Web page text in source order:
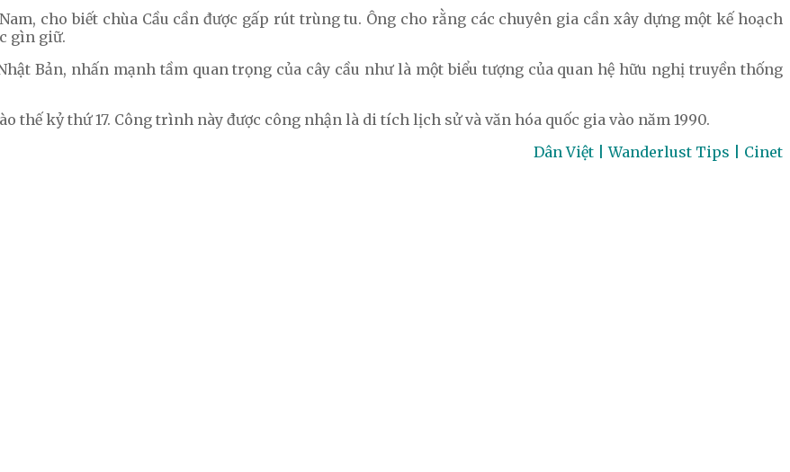
cho biết chùa Cầu cần được gấp rút trùng tu. Ông cho rằng các chuyên gia cần xây dựng một kế hoạch
gìn giữ.
Bản, nhấn mạnh tầm quan trọng của cây cầu như là một biểu tượng của quan hệ hữu nghị truyền thống
thế kỷ thứ 17. Công trình này được công nhận là di tích lịch sử và văn hóa quốc gia vào năm 1990.
Dân Việt | Wanderlust Tips | Cinet